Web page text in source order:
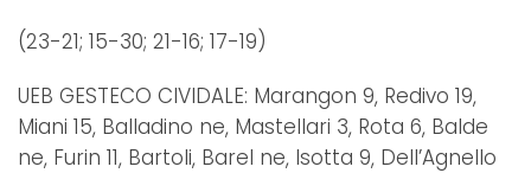
(23-21; 15-30; 21-16; 17-19)
UEB GESTECO CIVIDALE: Marangon 9, Redivo 19,
Miani 15, Balladino ne, Mastellari 3, Rota 6, Balde
ne, Furin 11, Bartoli, Barel ne, Isotta 9, Dell’Agnello